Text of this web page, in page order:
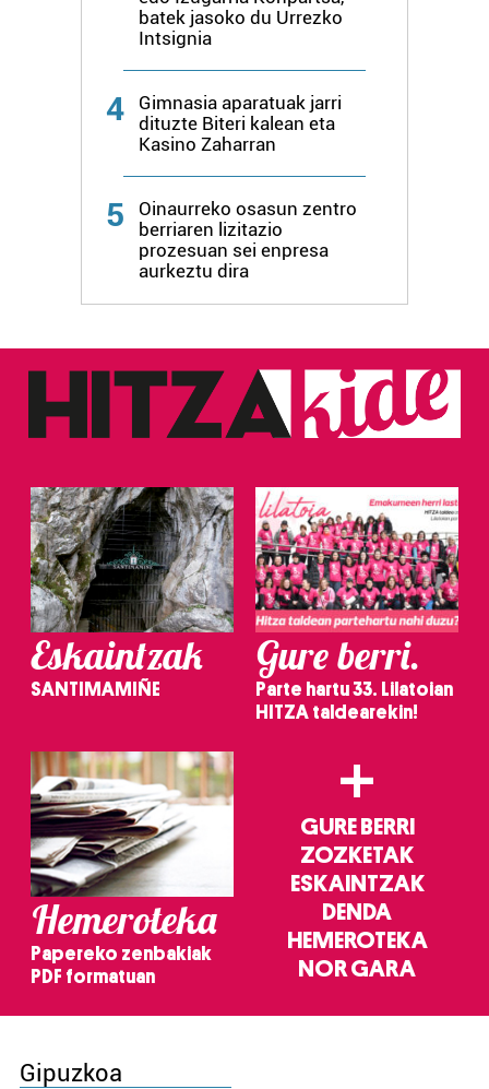
batek jasoko du Urrezko
Intsignia
4
Gimnasia aparatuak jarri
dituzte Biteri kalean eta
Kasino Zaharran
5
Oinaurreko osasun zentro
berriaren lizitazio
prozesuan sei enpresa
aurkeztu dira
Eskaintzak
SANTIMAMIÑE
Gure berri.
Parte hartu 33. Lilatoian
HITZA taldearekin!
Hemeroteka
Papereko zenbakiak
PDF formatuan
+
GURE BERRI
ZOZKETAK
ESKAINTZAK
DENDA
HEMEROTEKA
NOR GARA
Gipuzkoa